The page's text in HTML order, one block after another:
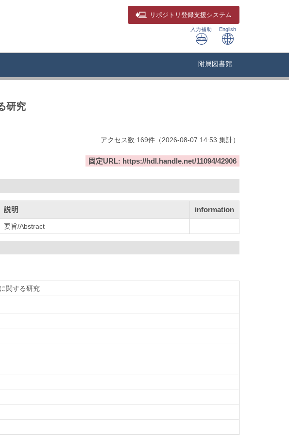
リポジトリ 登録支援システム
入力補助 English
附属図書館
研究
アクセス数:169件 （2026-08-07 14:53 集計）
固定URL: https://hdl.handle.net/11094/42906
説明 information
要旨/Abstract
関する研究